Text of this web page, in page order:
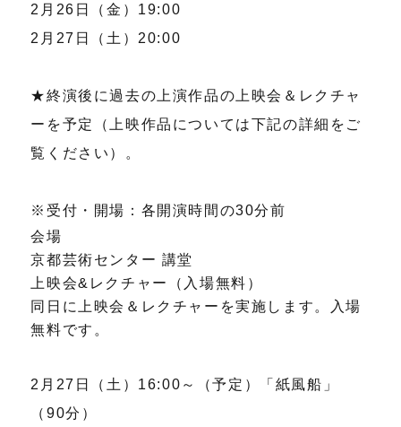
2月26日（金）19:00
2月27日（土）20:00
★終演後に過去の上演作品の上映会＆レクチャ
ーを予定（上映作品については下記の詳細をご
覧ください）。
※受付・開場：各開演時間の30分前
会場
京都芸術センター 講堂
上映会&レクチャー（入場無料）
同日に上映会＆レクチャーを実施します。入場
無料です。
2月27日（土）16:00～（予定）「紙風船」
（90分）